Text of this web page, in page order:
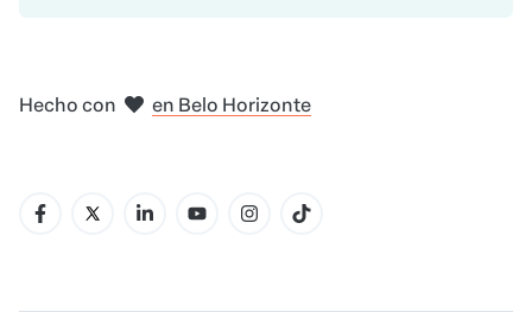
Hecho con
en Madrid